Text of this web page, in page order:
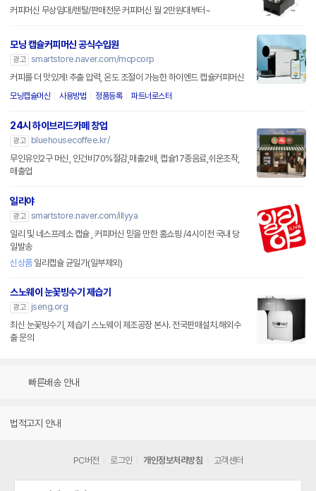
커피머신 무상임대/렌탈/판매전문 커피머신 월 2만원대부터~
모닝 캡슐커피머신 공식수입원
광고 smartstore.naver.com/mcpcorp
커피를 더 맛있게! 추출 압력, 온도 조절이 가능한 하이엔드 캡슐커피머신
모닝캡슐머신 사용방법 정품등록 파트너로스터
24시 하이브리드카페 창업
광고
bluehousecoffee.kr/
무인유인2구 머신, 인건비70%절감,매출2배, 캡슐17종음료,쉬운조작,
매출업
일리야
광고 smartstore.naver.com/illyya
일리 및 네스프레소 캡슐 , 커피머신 믿을 만한 홈쇼핑 /4시이전 국내 당
일발송
신상품일리캡슐 균일가(일부제외)
스노웨이 눈꽃빙수기 제습기
광고
jseng.org
최신 눈꽃빙수기, 제습기 스노웨이 제조공장 본사. 전국판매설치.해외수
출 문의
빠른배송 안내
법적고지 안내
PC버전 로그인 개인정보처리방침 고객센터